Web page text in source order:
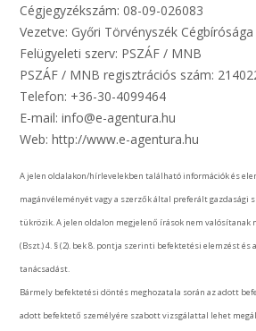
Cégjegyzékszám: 08-09-026083
Vezetve: Győri Törvényszék
Felügyeleti szerv: PSZÁF / MNB
PSZÁF / MNB regisztrációs szám:
Telefon: +36-30-4099464
E-mail: info@e-agentura.hu
Web: http://www.e-agentura.hu
A jelen oldalakon/hírlevelekben található információk és
magánvéleményét vagy a szerzők által preferált gazdasági
tükrözik. A jelen oldalon megjelenő írások nem valósítanak
(Bszt.) 4. § (2). bek 8. pontja szerinti befektetési elemzést
tanácsadást.
Bármely befektetési döntés meghozatala során az adott
adott befektető személyére szabott vizsgálattal lehet